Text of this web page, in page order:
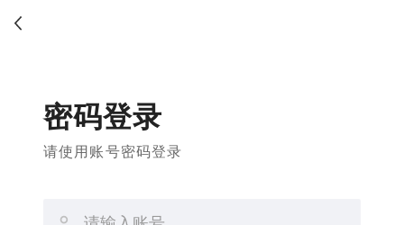
密码登录
请使用账号密码登录